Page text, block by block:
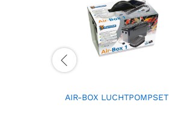
AIR-BOX LUCHTPOMPSET